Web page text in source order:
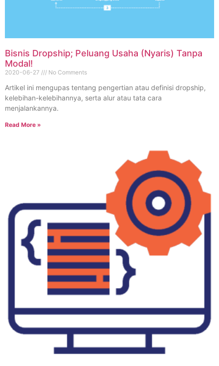
Bisnis Dropship; Peluang Usaha (Nyaris) Tanpa
Modal!
2020-06-27 No Comments
Artikel ini mengupas tentang pengertian atau definisi dropship,
kelebihan-kelebihannya, serta alur atau tata cara
menjalankannya.
Read More »